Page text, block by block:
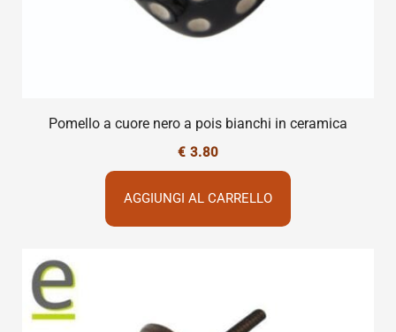
Pomello a cuore nero a pois bianchi in ceramica
€ 3.80
AGGIUNGI AL CARRELLO